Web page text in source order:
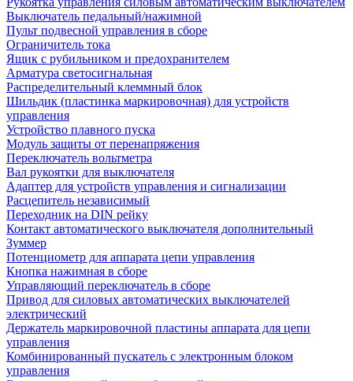
Выключатель педальный/нажимной
Пульт подвесной управления в сборе
Ограничитель тока
Ящик с рубильником и предохранителем
Арматура светосигнальная
Распределительный клеммный блок
Шильдик (пластинка маркировочная) для устройств
управления
Устройство плавного пуска
Модуль защиты от перенапряжения
Переключатель вольтметра
Вал рукоятки для выключателя
Адаптер для устройств управления и сигнализации
Расцепитель независимый
Переходник на DIN рейку
Контакт автоматического выключателя дополнительный
Зуммер
Потенциометр для аппарата цепи управления
Кнопка нажимная в сборе
Управляющий переключатель в сборе
Привод для силовых автоматических выключателей
электрический
Держатель маркировочной пластины аппарата для цепи
управления
Комбинированный пускатель с электронным блоком
управления